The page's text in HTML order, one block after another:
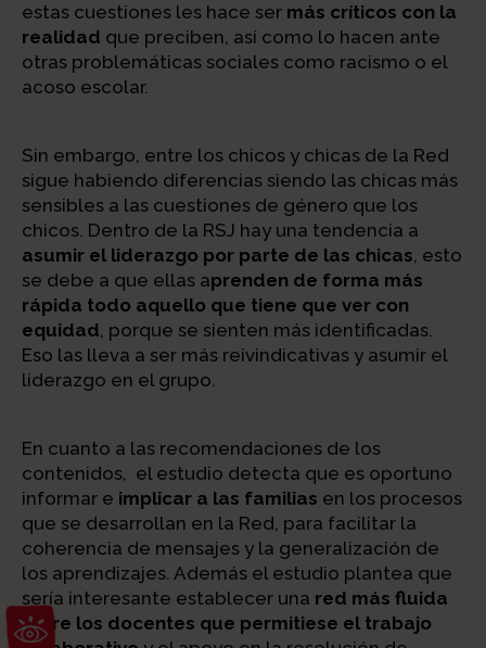
Abrir barra de herramientas
estas cuestiones les hace ser más críticos con la
realidad que preciben, así como lo hacen ante
otras problemáticas sociales como racismo o el
acoso escolar.
Sin embargo, entre los chicos y chicas de la Red
sigue habiendo diferencias siendo las chicas más
sensibles a las cuestiones de género que los
chicos. Dentro de la RSJ hay una tendencia a
asumir el liderazgo por parte de las chicas, esto
se debe a que ellas aprenden de forma más
rápida todo aquello que tiene que ver con
equidad, porque se sienten más identificadas.
Eso las lleva a ser más reivindicativas y asumir el
liderazgo en el grupo.
En cuanto a las recomendaciones de los
contenidos, el estudio detecta que es oportuno
informar e implicar a las familias en los procesos
que se desarrollan en la Red, para facilitar la
coherencia de mensajes y la generalización de
los aprendizajes. Además el estudio plantea que
sería interesante establecer una red más fluida
entre los docentes que permitiese el trabajo